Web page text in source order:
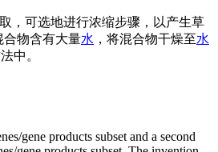
，可选地进行浓缩步骤，以产生草
合物含有大量水 ，将混合物干燥至水
中。
gene products subset and a second